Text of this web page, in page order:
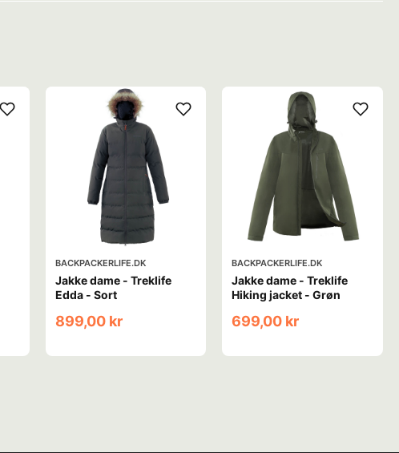
BACKPACKERLIFE.DK
Jakke dame - Treklife
Edda - Sort
899,00 kr
BACKPACKERLIFE.DK
Jakke dame - Treklife
Hiking jacket - Grøn
699,00 kr